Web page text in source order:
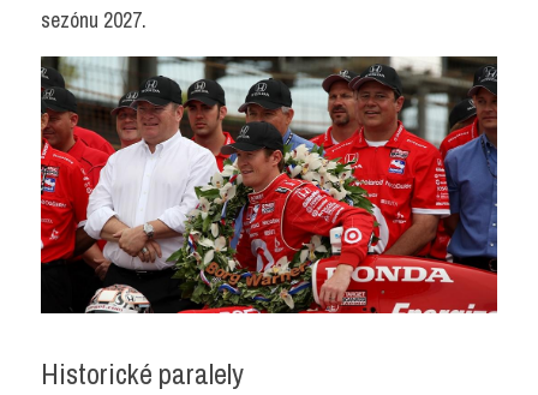
sezónu 2027.
Historické paralely